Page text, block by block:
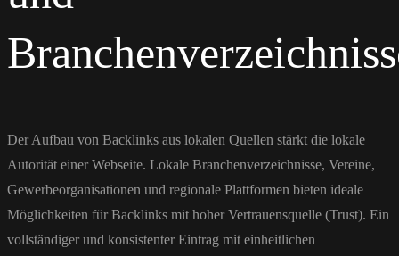
Der Aufbau von Backlinks aus lokalen Quellen stärkt die lokale
Autorität einer Webseite. Lokale Branchenverzeichnisse, Vereine,
Gewerbeorganisationen und regionale Plattformen bieten ideale
Möglichkeiten für Backlinks mit hoher Vertrauensquelle (Trust). Ein
vollständiger und konsistenter Eintrag mit einheitlichen